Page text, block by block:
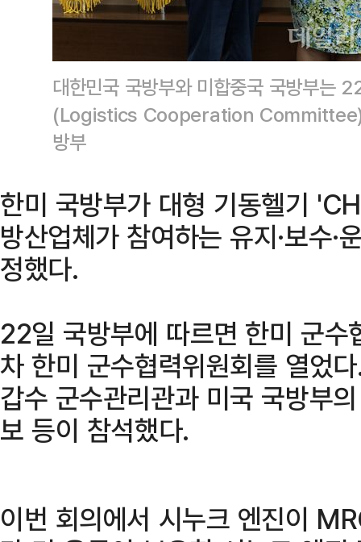
대한민국 국방부와 미합중국 국방부는
(Logistics Cooperation Committee)
방부
한미 국방부가 대형 기동헬기
방산업체가 참여하는 유지·보수
정했다.
22일 국방부에 따르면 한미 군
차 한미 군수협력위원회를 열었
갑수 군수관리관과 미국 국방부
보 등이 참석했다.
이번 회의에서 시누크 엔진이